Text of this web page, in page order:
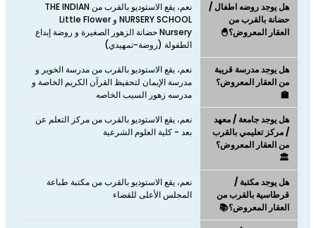
هل يوجد روضه اطفال /
حضانة بالقرب من
العقار المعروض؟🐣
نعم، يقع الاستوديو بالقرب من THE INDIAN
NURSERY SCHOOL و Little Flower
Nursery حضانة الزهور الصغيرة و روضة إبداع
الطفولة (روضة-تمهيدي)
هل يوجد مدرسة قريبة
من العقار المعروض؟
🏫
نعم، يقع الاستوديو بالقرب من مدرسة الخوير و
مدرسة الإيمان لتحفيظ القرآن الكريم الخاصة و
مدرسه زهور السيب الخاصه
هل يوجد جامعة / معهد
/ مركز تعليمي بالقرب
من العقار المعروض؟
🏛️
نعم، يقع الاستوديو بالقرب من مركز التعلم عن
بعد - كلية العلوم الشرعية
هل يوجد مكتبة /
قرطاسية بالقرب من
العقار المعروض؟📚
نعم، يقع الاستوديو بالقرب من مكتبة طباعة
المجلس الأعلى للقضاء